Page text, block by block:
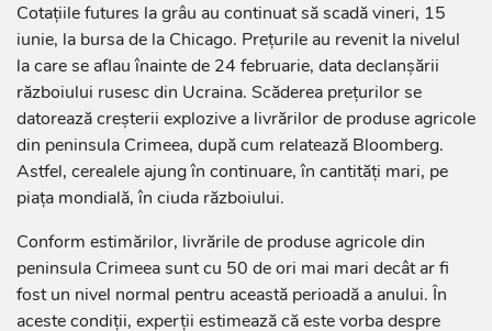
Cotaţiile futures la grâu au continuat să scadă vineri, 15
iunie, la bursa de la Chicago. Prețurile au revenit la nivelul
la care se aflau înainte de 24 februarie, data declanșării
războiului rusesc din Ucraina. Scăderea prețurilor se
datorează creșterii explozive a livrărilor de produse agricole
din peninsula Crimeea, după cum relatează Bloomberg.
Astfel, cerealele ajung în continuare, în cantități mari, pe
piața mondială, în ciuda războiului.
Conform estimărilor, livrările de produse agricole din
peninsula Crimeea sunt cu 50 de ori mai mari decât ar fi
fost un nivel normal pentru această perioadă a anului. În
aceste condiții, experții estimează că este vorba despre